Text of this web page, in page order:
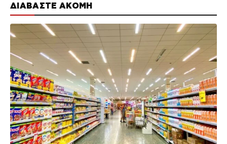
ΔΙΑΒΑΣΤΕ ΑΚΟΜΗ